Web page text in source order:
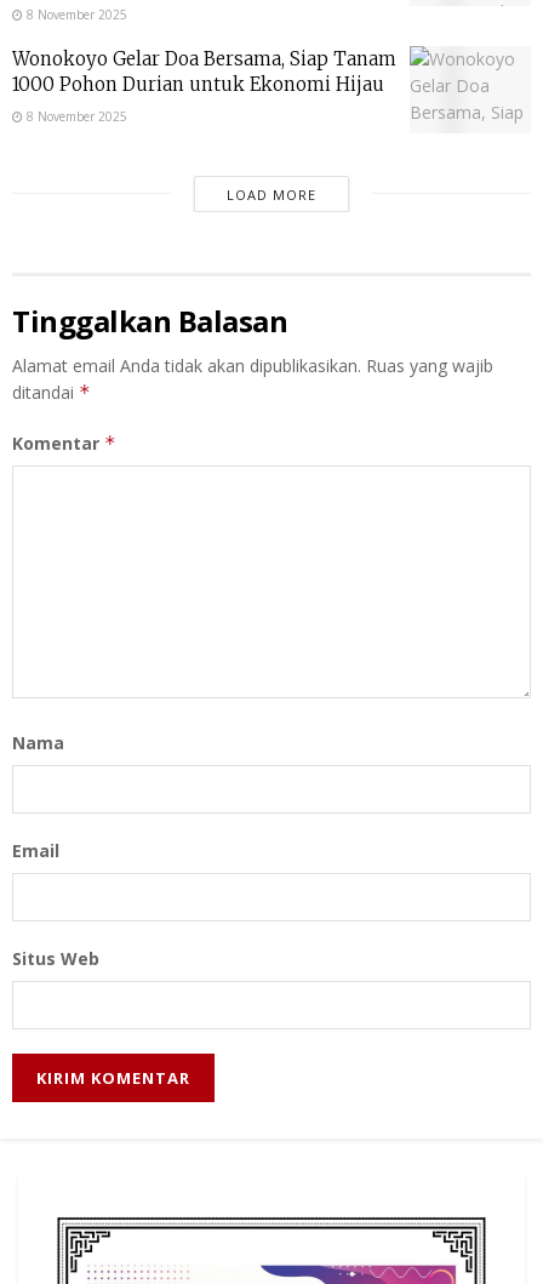
8 November 2025
Wonokoyo Gelar Doa Bersama, Siap Tanam
1000 Pohon Durian untuk Ekonomi Hijau
8 November 2025
LOAD MORE
Tinggalkan Balasan
Alamat email Anda tidak akan dipublikasikan. Ruas yang wajib
ditandai *
Komentar *
Nama
Email
Situs Web